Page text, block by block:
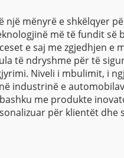
mënyrë e shkëlqyer
më të fundit
e saj me zgjedhjen e
të ndryshme për të
Niveli i mbulimit, i
industrinë e
me produkte
për klientët